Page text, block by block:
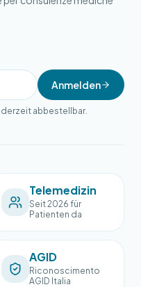
Anmelden
abbestellbar.
Telemedizin
Seit 2026 für
Patienten da
AGID
Riconoscimento
AGID Italia